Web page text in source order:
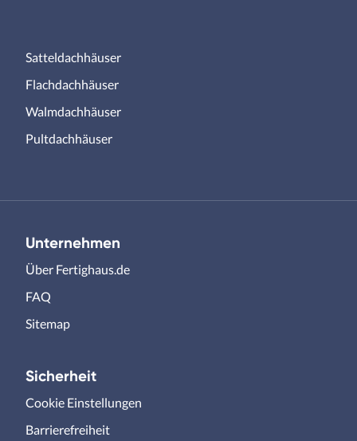
Satteldachhäuser
Flachdachhäuser
Walmdachhäuser
Pultdachhäuser
Unternehmen
Über Fertighaus.de
FAQ
Sitemap
Sicherheit
Cookie Einstellungen
Barrierefreiheit